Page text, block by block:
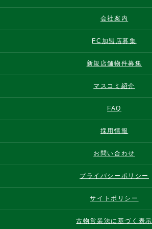
会社案内
FC加盟店募集
新規店舗物件募集
マスコミ紹介
FAQ
採用情報
お問い合わせ
プライバシーポリシー
サイトポリシー
古物営業法に基づく表示